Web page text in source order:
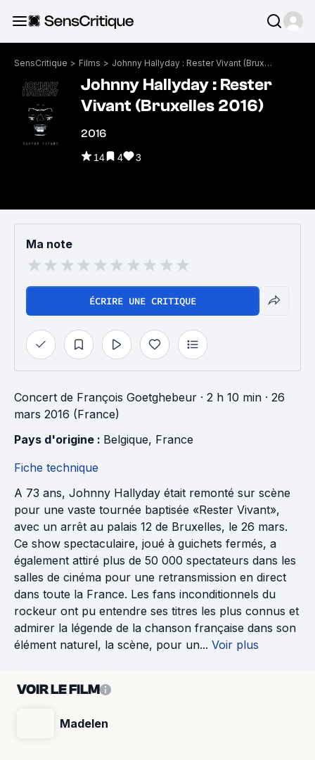
SensCritique > Films > Johnny Hallyday : Rester Vivant (Bruxelles 2016)
Johnny Hallyday : Rester
Vivant (Bruxelles 2016)
2016
14 4 3
Ma note
ÉCRIRE UNE CRITIQUE
Concert de François Goetghebeur · 2 h 10 min · 26
mars 2016 (France)
Pays d'origine : Belgique, France
Fiche technique
A 73 ans, Johnny Hallyday était remonté sur scène
pour une vaste tournée baptisée «Rester Vivant»,
avec un arrêt au palais 12 de Bruxelles, le 26 mars.
Ce show spectaculaire, joué à guichets fermés, a
également attiré plus de 50 000 spectateurs dans les
salles de cinéma pour une retransmission en direct
dans toute la France. Les fans inconditionnels du
rockeur ont pu entendre ses titres les plus connus et
admirer la légende de la chanson française dans son
élément naturel, la scène, pour un... Voir plus
VOIR LE FILM
Madelen